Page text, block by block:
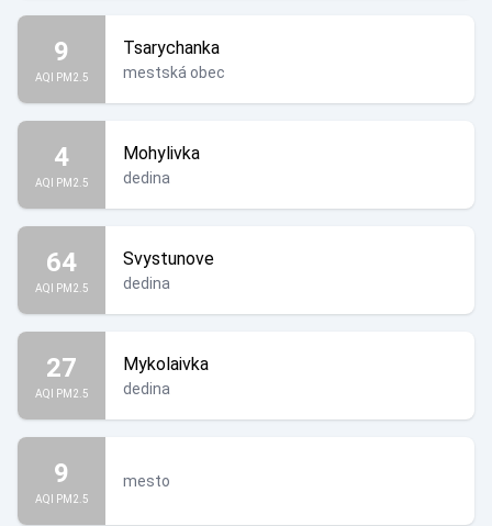
9
AQI PM2.5
Tsarychanka
mestská obec
4
AQI PM2.5
Mohylivka
dedina
64
AQI PM2.5
Svystunove
dedina
27
AQI PM2.5
Mykolaivka
dedina
9
AQI PM2.5
mesto